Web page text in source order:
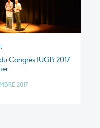
Congrès IUGB 2017
2017